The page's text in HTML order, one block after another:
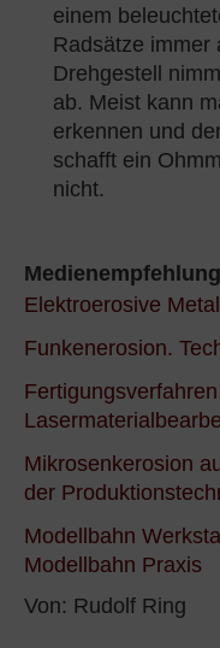
einem
Radsätze immer
Drehgestell
ab. Meist kann
erkennen und
schafft ein
nicht.
Elektroerosive
Funkenerosion.
Mikrosenkerosion
der
Modellbahn
Modellbahn Praxis
Von: Rudolf Ring